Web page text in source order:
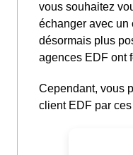
vous souhaitez
échanger avec un
désormais plus
agences EDF ont
Cependant, vous
client EDF par